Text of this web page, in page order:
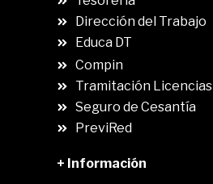
Dirección del Trabajo
Educa DT
Compin
Tramitación Licencias
Seguro de Cesantía
PreviRed
+ Información